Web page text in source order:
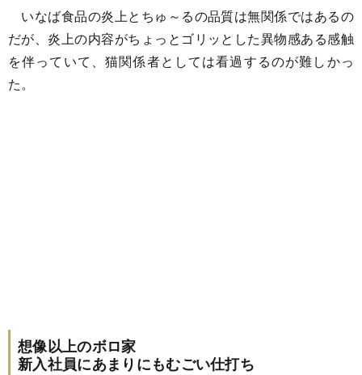
いなば食品の炎上とちゅ～るの品質は無関係ではあるの
だが、炎上の内容がちょっとゴリッとした異物感ある感触
を伴っていて、猫関係者としては看過するのが難しかっ
た。
想像以上のボロ家
新入社員にあまりにもむごい仕打ち